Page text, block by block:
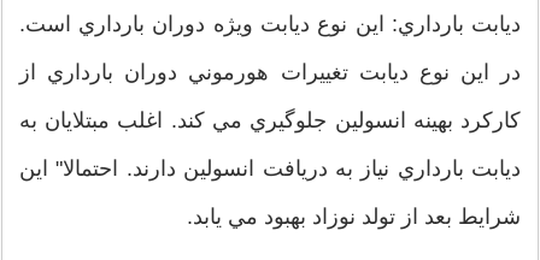
ديابت بارداري: اين نوع ديابت ويژه دوران بارداري است.
در اين نوع ديابت تغييرات هورموني دوران بارداري از
كاركرد بهينه انسولين جلوگيري مي كند. اغلب مبتلايان به
ديابت بارداري نياز به دريافت انسولين دارند. احتمالا" اين
شرايط بعد از تولد نوزاد بهبود مي يابد.